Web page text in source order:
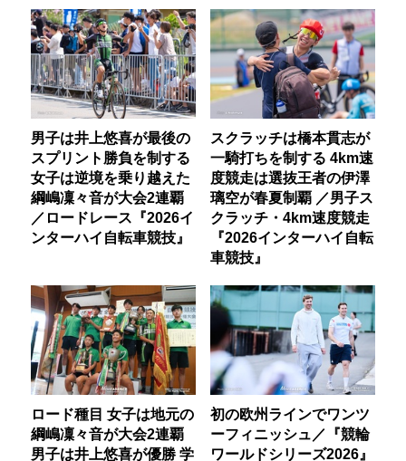
男子は井上悠喜が最後の
スプリント勝負を制する
女子は逆境を乗り越えた
綱嶋凜々音が大会2連覇
／ロードレース『2026イ
ンターハイ自転車競技』
スクラッチは橋本貫志が
一騎打ちを制する 4km速
度競走は選抜王者の伊澤
璃空が春夏制覇 ／男子ス
クラッチ・4km速度競走
『2026インターハイ自転
車競技』
ロード種目 女子は地元の
綱嶋凜々音が大会2連覇
男子は井上悠喜が優勝 学
初の欧州ラインでワンツ
ーフィニッシュ／『競輪
ワールドシリーズ2026』